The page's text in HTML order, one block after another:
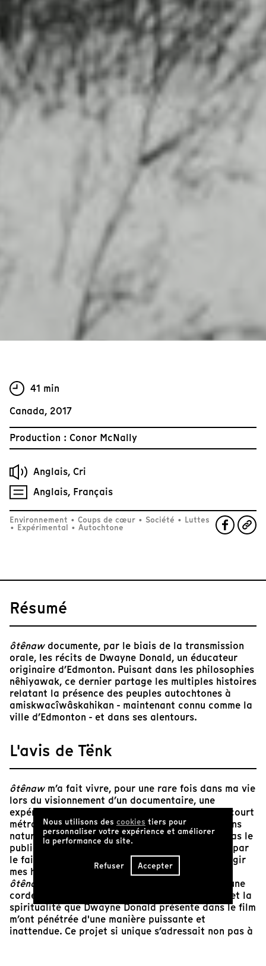
41 min
Canada, 2017
Production : Conor McNally
Anglais, Cri
Anglais, Français
Environnement • Coups de cœur • Société • Luttes
• Expérimental • Autochtone
Résumé
ôtênawdocumente, par le biais de la transmission
orale, les récits de Dwayne Donald, un éducateur
originaire d’Edmonton. Puisant dans les philosophies
nêhiyawak, ce dernier partage les multiples histoires
relatant la présence des peuples autochtones à
amiskwacîwâskahikan - maintenant connu comme la
ville d’Edmonton - et dans ses alentours.
L'avis de Tënk
ôtênawm’a fait vivre, pour une rare fois dans ma vie
lors du visionnement d’un documentaire, une
expérience transcendantale. Et ce, venant d’un court
métrage, rien de moins! N’ayant pas d’inclinations
naturelles pour le film expérimental, je n’étais pas le
public cible. Mais j’ai toujours été récompensée par
le fait de mettre mes préjugés de côté pour élargir
mes horizons, et j’ai donc donné une chance à
ôtênaw
. À ma grande surprise, le film a touché une
corde sensible dans mon être. Les philosophies et la
spiritualité que Dwayne Donald présente dans le film
m’ont pénétrée d'une manière puissante et
inattendue. Ce projet si unique s’adressait non pas à
Nous utilisons des cookies tiers pour
personnaliser votre expérience et améliorer
la performance du site.
Refuser Accepter